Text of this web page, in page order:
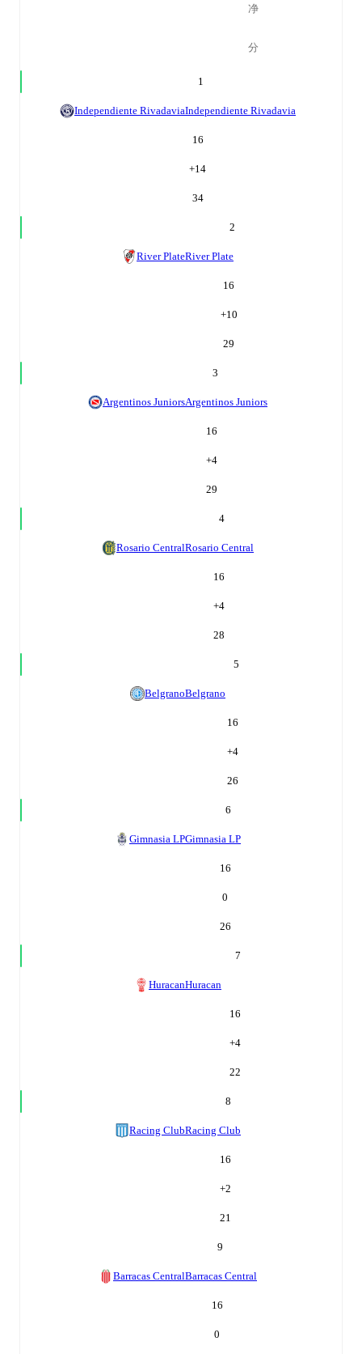
净
分
1
Independiente RivadaviaIndependiente Rivadavia
16
+14
34
2
River PlateRiver Plate
16
+10
29
3
Argentinos JuniorsArgentinos Juniors
16
+4
29
4
Rosario CentralRosario Central
16
+4
28
5
BelgranoBelgrano
16
+4
26
6
Gimnasia LPGimnasia LP
16
0
26
7
HuracanHuracan
16
+4
22
8
Racing ClubRacing Club
16
+2
21
9
Barracas CentralBarracas Central
16
0